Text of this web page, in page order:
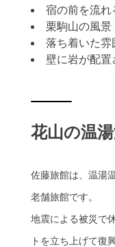
宿の前を流れ
栗駒山の風景
落ち着いた雰
壁に岩が配置
花山の温
佐藤旅館は、温湯
老舗旅館です。
地震による被災で
トを立ち上げて復